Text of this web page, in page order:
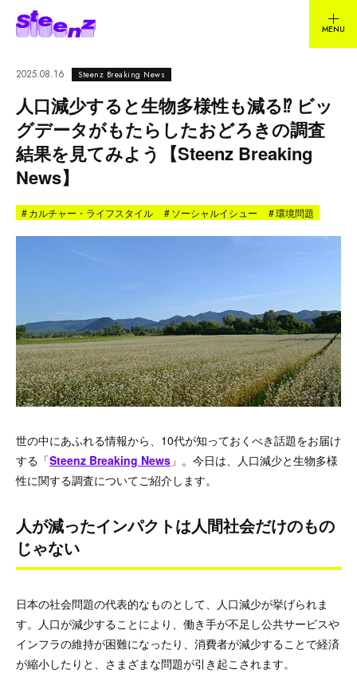
2025.08.16 Steenz Breaking News
人口減少すると生物多様性も減る⁉︎ ビッ
グデータがもたらしたおどろきの調査
結果を見てみよう【Steenz Breaking
News】
#カルチャー・ライフスタイル #ソーシャルイシュー #環境問題
世の中にあふれる情報から、10代が知っておくべき話題をお届け
する「Steenz Breaking News 」。今日は、人口減少と生物多様
性に関する調査についてご紹介します。
人が減ったインパクトは人間社会だけのもの
じゃない
日本の社会問題の代表的なものとして、人口減少が挙げられま
す。人口が減少することにより、働き手が不足し公共サービスや
インフラの維持が困難になったり、消費者が減少することで経済
が縮小したりと、さまざまな問題が引き起こされます。